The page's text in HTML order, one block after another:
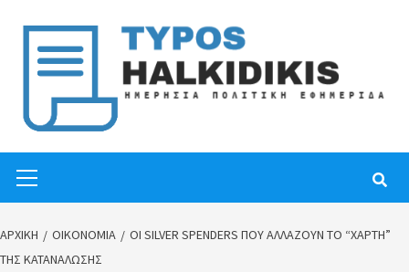
content
Menu
ΑΡΧΙΚΉ ΟΙΚΟΝΟΜΙΑ
ΟΙ SILVER SPENDERS ΠΟΥ ΑΛΛΆΖΟΥΝ ΤΟ “ΧΆΡΤΗ”
ΤΗΣ ΚΑΤΑΝΆΛΩΣΗΣ